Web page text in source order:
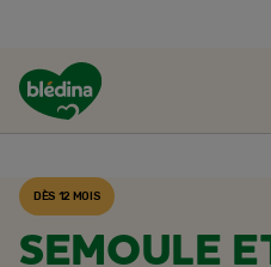
ACCUEIL
DÈS 12 MOIS
SEMOULE